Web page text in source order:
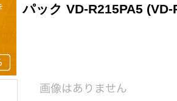
パック VD-R215PA5 (VD-